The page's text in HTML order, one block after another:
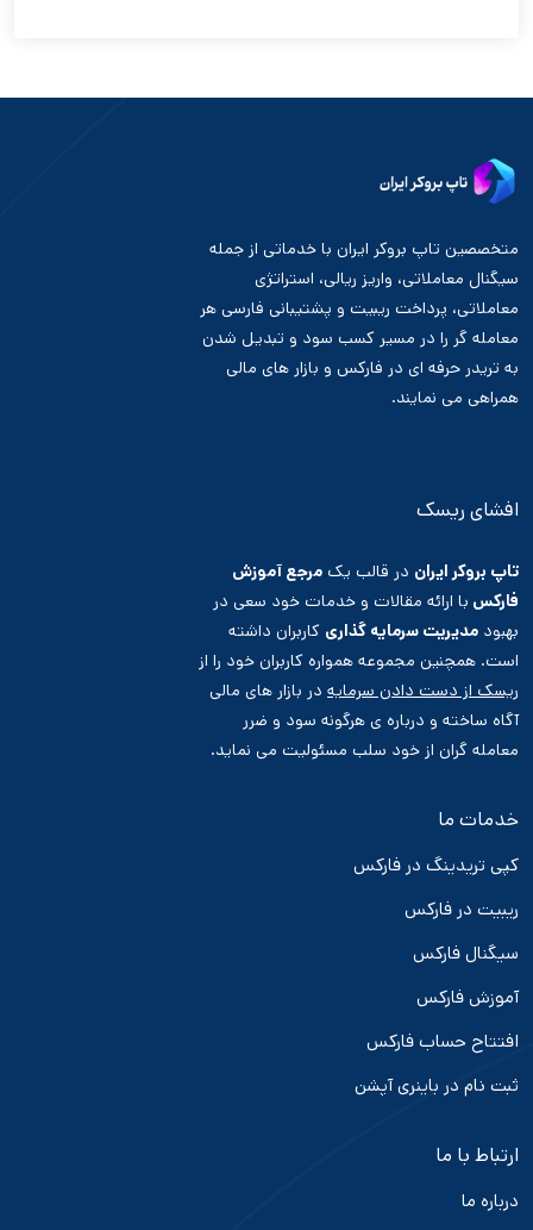
متخصصین تاپ بروکر ایران با خدماتی از جمله
سیگنال معاملاتی، واریز ریالی، استراتژی
معاملاتی، پرداخت ریبیت و پشتیبانی فارسی هر
معامله گر را در مسیر کسب سود و تبدیل شدن
به تریدر حرفه ای در فارکس و بازار های مالی
همراهی می نمایند.
افشای ریسک
تاپ بروکر ایران در قالب یک مرجع آموزش
فارکس با ارائه مقالات و خدمات خود سعی در
بهبود مدیریت سرمایه گذاری کاربران داشته
است. همچنین مجموعه همواره کاربران خود را از
ریسک از دست دادن سرمایه در بازار های مالی
آگاه ساخته و درباره ی هرگونه سود و ضرر
معامله گران از خود سلب مسئولیت می نماید.
خدمات ما
کپی تریدینگ در فارکس
ریبیت در فارکس
سیگنال فارکس
آموزش فارکس
افتتاح حساب فارکس
ثبت نام در باینری آپشن
ارتباط با ما
درباره ما